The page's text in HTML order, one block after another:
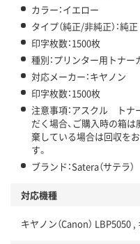
カラー：イエロー
タイプ（純正/非純正）：純正
印字枚数：1500枚
種別：プリンター用トナー
対応メーカー：キヤノン
印字枚数：1500枚
注意事項：アスクル トナ
だく場合、ご購入時の箱
棄している場合は回収を
す。
ブランド：Satera（サテラ）
対応機種
キヤノン（Canon） LBP5050